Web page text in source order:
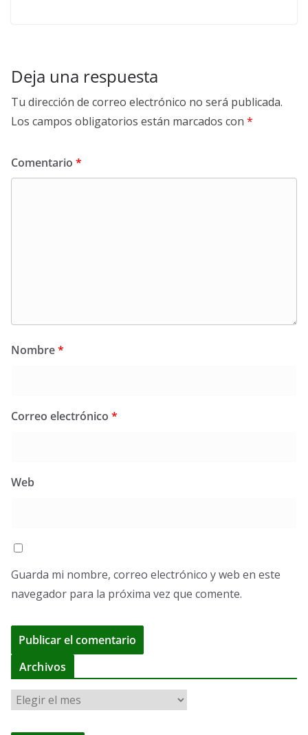
Deja una respuesta
Tu dirección de correo electrónico no será publicada.
Los campos obligatorios están marcados con *
Comentario *
Nombre*
Correo electrónico *
Web
Guarda mi nombre, correo electrónico y web en este
navegador para la próxima vez que comente.
l
Archivos
r
c